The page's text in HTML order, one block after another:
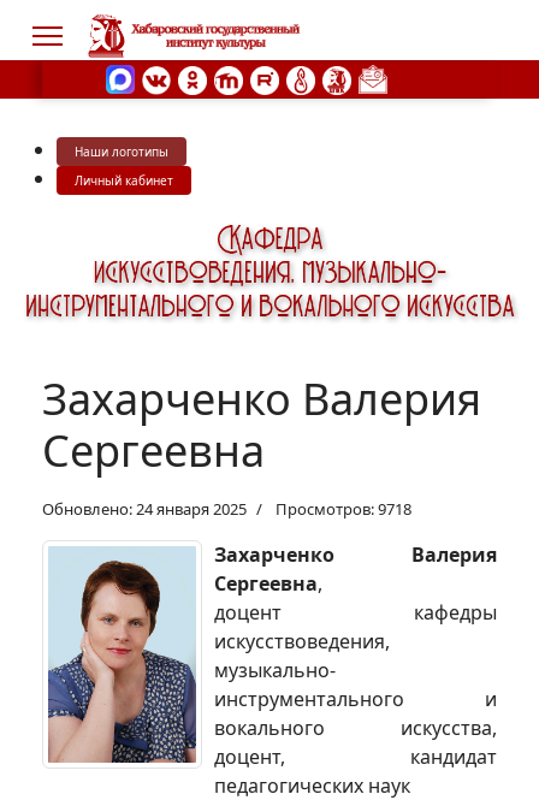
Наши логотипы
Личный кабинет
Захарченко Валерия
Сергеевна
Обновлено: 24 января 2025 Просмотров: 9718
Захарченко Валерия
Сергеевна,
доцент кафедры
искусствоведения,
музыкально-
инструментального и
вокального искусства,
доцент, кандидат
педагогических наук